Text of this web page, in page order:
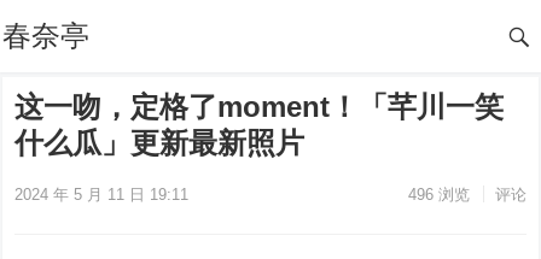
春奈亭
这一吻，定格了moment！「芊川一笑
什么瓜」更新最新照片
2024 年 5 月 11 日 19:11 496浏览 评论